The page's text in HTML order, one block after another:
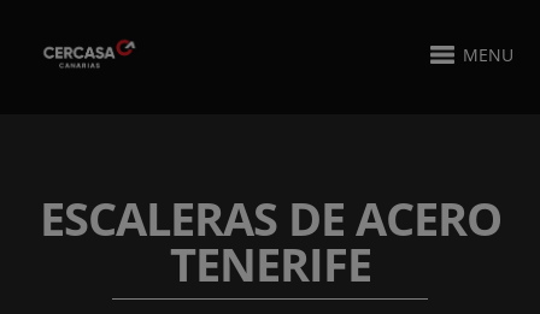
MENU
ESCALERAS DE ACERO
TENERIFE